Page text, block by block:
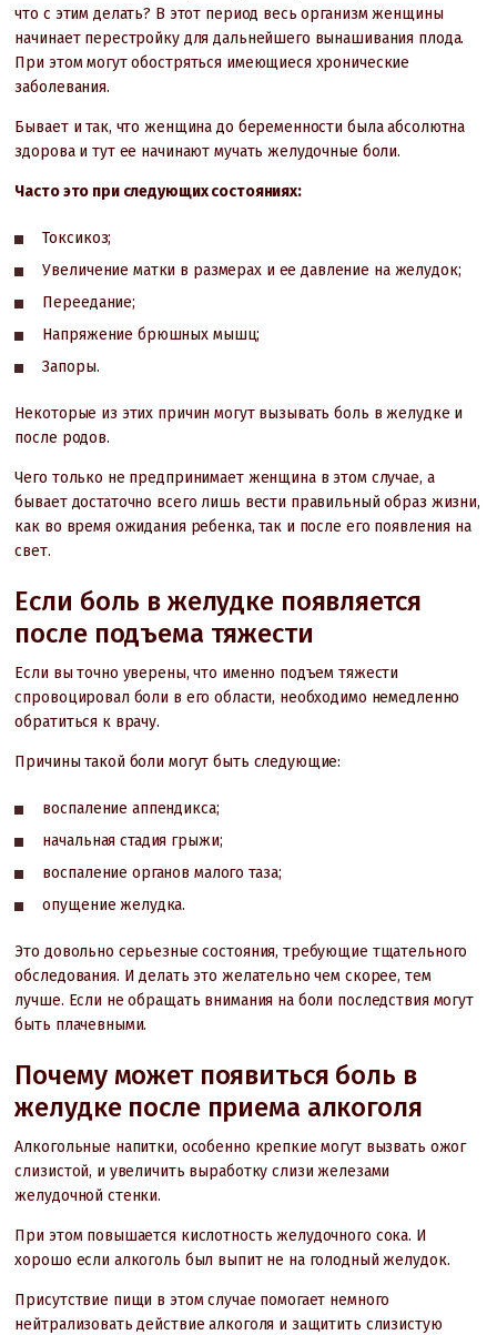
что с этим делать? В этот период весь организм женщины
начинает перестройку для дальнейшего вынашивания плода.
При этом могут обостряться имеющиеся хронические
заболевания.
Бывает и так, что женщина до беременности была абсолютна
здорова и тут ее начинают мучать желудочные боли.
Часто это при следующих состояниях:
Токсикоз;
Увеличение матки в размерах и ее давление на желудок;
Переедание;
Напряжение брюшных мышц;
Запоры.
Некоторые из этих причин могут вызывать боль в желудке и
после родов.
Чего только не предпринимает женщина в этом случае, а
бывает достаточно всего лишь вести правильный образ жизни,
как во время ожидания ребенка, так и после его появления на
свет.
Если боль в желудке появляется
после подъема тяжести
Если вы точно уверены, что именно подъем тяжести
спровоцировал боли в его области, необходимо немедленно
обратиться к врачу.
Причины такой боли могут быть следующие:
воспаление аппендикса;
начальная стадия грыжи;
воспаление органов малого таза;
опущение желудка.
Это довольно серьезные состояния, требующие тщательного
обследования. И делать это желательно чем скорее, тем
лучше. Если не обращать внимания на боли последствия могут
быть плачевными.
Почему может появиться боль в
желудке после приема алкоголя
Алкогольные напитки, особенно крепкие могут вызвать ожог
слизистой, и увеличить выработку слизи железами
желудочной стенки.
При этом повышается кислотность желудочного сока. И
хорошо если алкоголь был выпит не на голодный желудок.
Присутствие пищи в этом случае помогает немного
нейтрализовать действие алкоголя и защитить слизистую